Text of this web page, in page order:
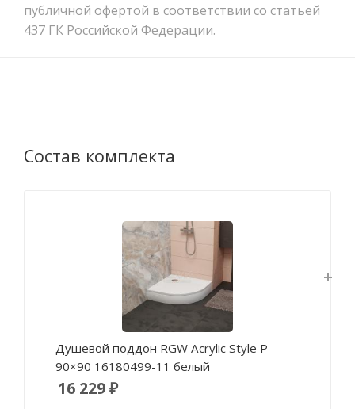
публичной офертой в соответствии со статьей
437 ГК Российской Федерации.
Состав комплекта
Душевой поддон RGW Acrylic Style P
90×90 16180499-11 белый
16 229 ₽